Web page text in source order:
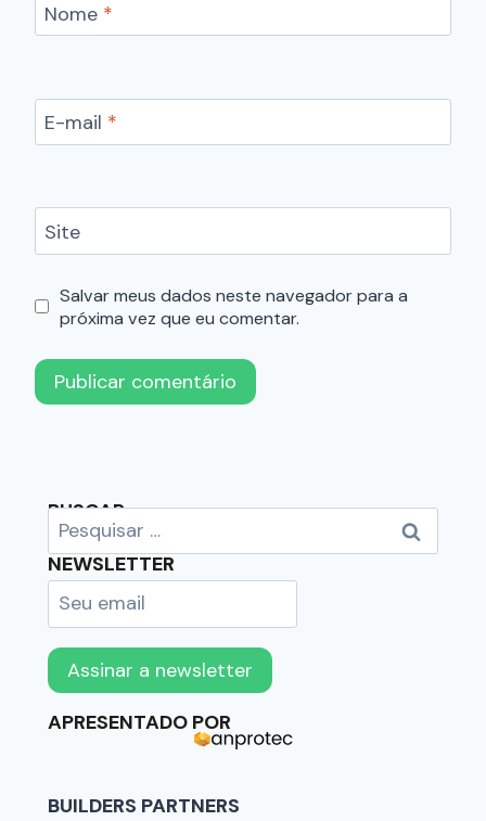
Nome *
E-mail *
Site
Salvar meus dados neste navegador para a
próxima vez que eu comentar.
BUSCAR
NEWSLETTER
APRESENTADO POR
BUILDERS PARTNERS